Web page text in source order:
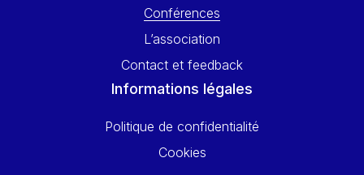
Conférences
L’association
Contact et feedback
Informations légales
Politique de confidentialité
Cookies